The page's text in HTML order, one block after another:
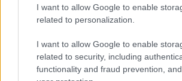
I want to allow Google to enable
related to personalization.
I want to allow Google to enable
related to security, including
functionality and fraud prevention,